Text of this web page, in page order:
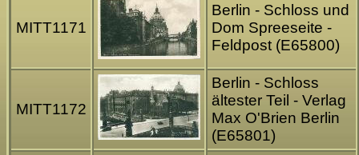
MITT1171
Berlin - Schloss und
Dom Spreeseite -
Feldpost (E65800)
MITT1172
Berlin - Schloss
ältester Teil - Verlag
Max O'Brien Berlin
(E65801)